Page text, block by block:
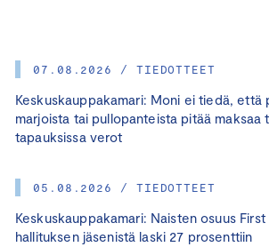
07.08.2026 / TIEDOTTEET
Keskuskauppakamari: Moni ei tiedä, että
marjoista tai pullopanteista pitää maksaa
tapauksissa verot
05.08.2026 / TIEDOTTEET
Keskuskauppakamari: Naisten osuus
hallituksen jäsenistä laski 27 prosenttiin